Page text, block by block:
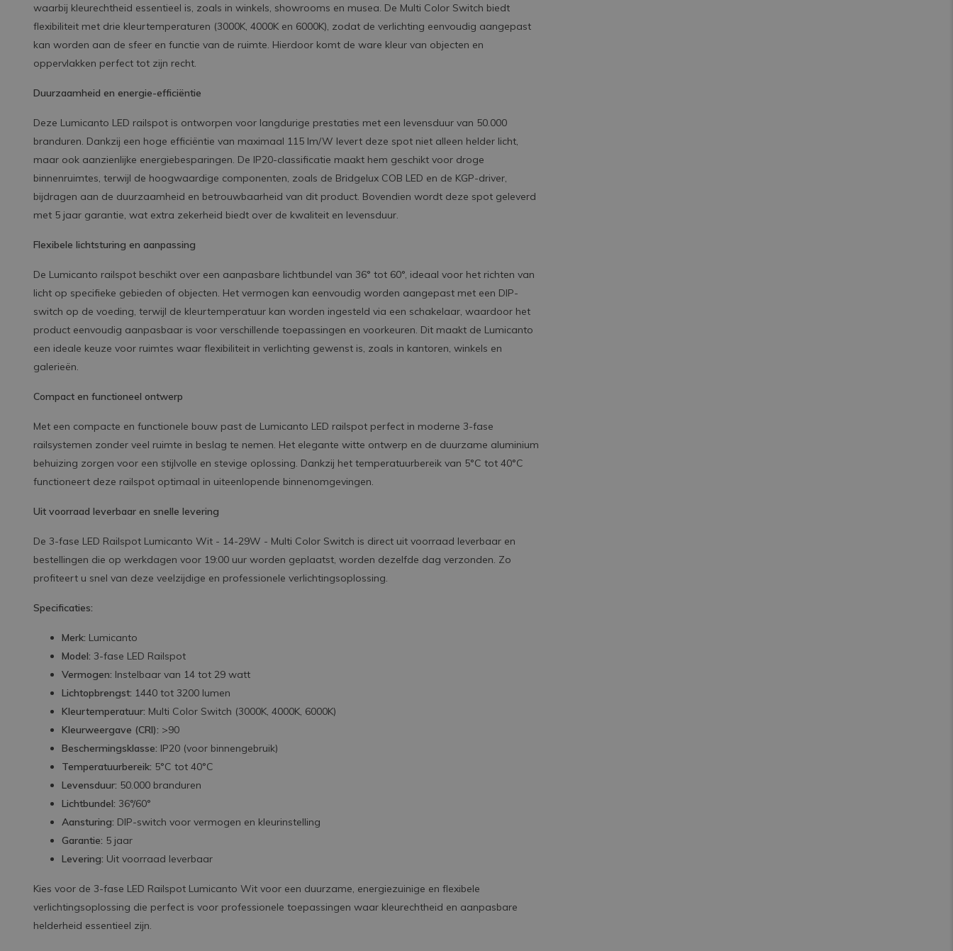
waarbij kleurechtheid essentieel is, zoals in winkels, showrooms en musea. De Multi Color Switch biedt
flexibiliteit met drie kleurtemperaturen (3000K, 4000K en 6000K), zodat de verlichting eenvoudig aangepast
kan worden aan de sfeer en functie van de ruimte. Hierdoor komt de ware kleur van objecten en
oppervlakken perfect tot zijn recht.
Duurzaamheid en energie-efficiëntie
Deze Lumicanto LED railspot is ontworpen voor langdurige prestaties met een levensduur van 50.000
branduren. Dankzij een hoge efficiëntie van maximaal 115 lm/W levert deze spot niet alleen helder licht,
maar ook aanzienlijke energiebesparingen. De IP20-classificatie maakt hem geschikt voor droge
binnenruimtes, terwijl de hoogwaardige componenten, zoals de Bridgelux COB LED en de KGP-driver,
bijdragen aan de duurzaamheid en betrouwbaarheid van dit product. Bovendien wordt deze spot geleverd
met 5 jaar garantie, wat extra zekerheid biedt over de kwaliteit en levensduur.
Flexibele lichtsturing en aanpassing
De Lumicanto railspot beschikt over een aanpasbare lichtbundel van 36° tot 60°, ideaal voor het richten van
licht op specifieke gebieden of objecten. Het vermogen kan eenvoudig worden aangepast met een DIP-
switch op de voeding, terwijl de kleurtemperatuur kan worden ingesteld via een schakelaar, waardoor het
product eenvoudig aanpasbaar is voor verschillende toepassingen en voorkeuren. Dit maakt de Lumicanto
een ideale keuze voor ruimtes waar flexibiliteit in verlichting gewenst is, zoals in kantoren, winkels en
galerieën.
Compact en functioneel ontwerp
Met een compacte en functionele bouw past de Lumicanto LED railspot perfect in moderne 3-fase
railsystemen zonder veel ruimte in beslag te nemen. Het elegante witte ontwerp en de duurzame aluminium
behuizing zorgen voor een stijlvolle en stevige oplossing. Dankzij het temperatuurbereik van 5°C tot 40°C
functioneert deze railspot optimaal in uiteenlopende binnenomgevingen.
Uit voorraad leverbaar en snelle levering
De 3-fase LED Railspot Lumicanto Wit - 14-29W - Multi Color Switch is direct uit voorraad leverbaar en
bestellingen die op werkdagen voor 19:00 uur worden geplaatst, worden dezelfde dag verzonden. Zo
profiteert u snel van deze veelzijdige en professionele verlichtingsoplossing.
Specificaties:
Merk: Lumicanto
Model: 3-fase LED Railspot
Vermogen: Instelbaar van 14 tot 29 watt
Lichtopbrengst: 1440 tot 3200 lumen
Kleurtemperatuur: Multi Color Switch (3000K, 4000K, 6000K)
Kleurweergave (CRI): >90
Beschermingsklasse: IP20 (voor binnengebruik)
Temperatuurbereik: 5°C tot 40°C
Levensduur: 50.000 branduren
Lichtbundel: 36°/60°
Aansturing: DIP-switch voor vermogen en kleurinstelling
Garantie: 5 jaar
Levering: Uit voorraad leverbaar
Kies voor de 3-fase LED Railspot Lumicanto Wit voor een duurzame, energiezuinige en flexibele
verlichtingsoplossing die perfect is voor professionele toepassingen waar kleurechtheid en aanpasbare
helderheid essentieel zijn.